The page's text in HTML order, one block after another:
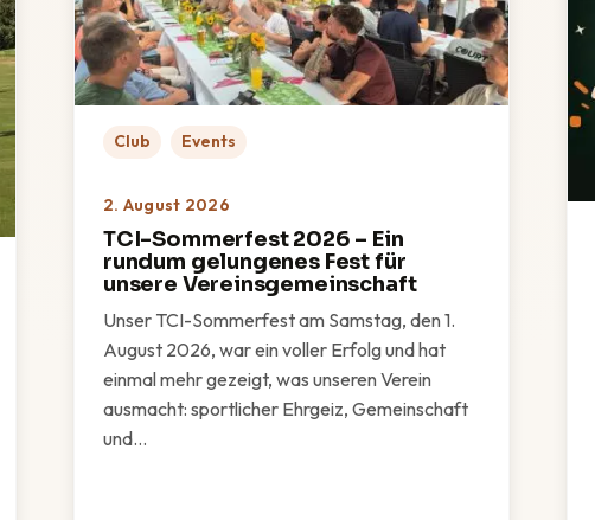
Club Events
2. August 2026
TCI-Sommerfest 2026 – Ein
rundum gelungenes Fest für
unsere Vereinsgemeinschaft
Unser TCI-Sommerfest am Samstag, den 1.
August 2026, war ein voller Erfolg und hat
einmal mehr gezeigt, was unseren Verein
ausmacht: sportlicher Ehrgeiz, Gemeinschaft
und…